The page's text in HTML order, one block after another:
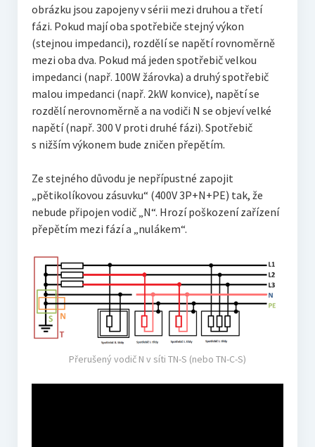
obrázku jsou zapojeny v sérii mezi druhou a třetí
fázi. Pokud mají oba spotřebiče stejný výkon
(stejnou impedanci), rozdělí se napětí rovnoměrně
mezi oba dva. Pokud má jeden spotřebič velkou
impedanci (např. 100W žárovka) a druhý spotřebič
malou impedanci (např. 2kW konvice), napětí se
rozdělí nerovnoměrně a na vodiči N se objeví velké
napětí (např. 300 V proti druhé fázi). Spotřebič
s nižším výkonem bude zničen přepětím.
Ze stejného důvodu je nepřípustné zapojit
„pětikolíkovou zásuvku“ (400V 3P+N+PE) tak, že
nebude připojen vodič „N“. Hrozí poškození zařízení
přepětím mezi fází a „nulákem“.
Přerušený vodič N v síti TN-S (nebo TN-C-S)